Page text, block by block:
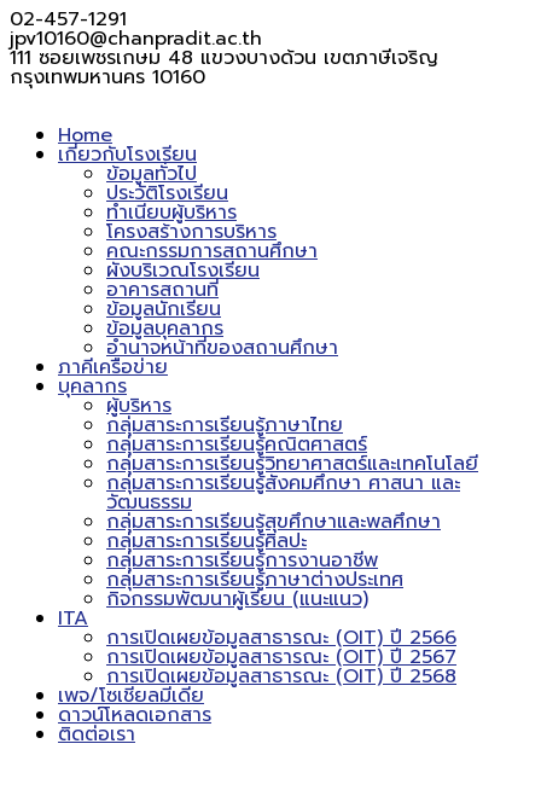
02-457-1291
jpv10160@chanpradit.ac.th
111 ซอยเพชรเกษม 48 แขวงบางด้วน เขตภาษีเจริญ
กรุงเทพมหานคร 10160
Home
เกี่ยวกับโรงเรียน
ข้อมูลทั่วไป
ประวัติโรงเรียน
ทำเนียบผู้บริหาร
โครงสร้างการบริหาร
คณะกรรมการสถานศึกษา
ผังบริเวณโรงเรียน
อาคารสถานที่
ข้อมูลนักเรียน
ข้อมูลบุคลากร
อำนาจหน้าที่ของสถานศึกษา
ภาคีเครือข่าย
บุคลากร
ผู้บริหาร
กลุ่มสาระการเรียนรู้ภาษาไทย
กลุ่มสาระการเรียนรู้คณิตศาสตร์
กลุ่มสาระการเรียนรู้วิทยาศาสตร์และเทคโนโลยี
กลุ่มสาระการเรียนรู้สังคมศึกษา ศาสนา และ
วัฒนธรรม
กลุ่มสาระการเรียนรู้สุขศึกษาและพลศึกษา
กลุ่มสาระการเรียนรู้ศิลปะ
กลุ่มสาระการเรียนรู้การงานอาชีพ
กลุ่มสาระการเรียนรู้ภาษาต่างประเทศ
กิจกรรมพัฒนาผู้เรียน (แนะแนว)
ITA
การเปิดเผยข้อมูลสาธารณะ (OIT) ปี 2566
การเปิดเผยข้อมูลสาธารณะ (OIT) ปี 2567
การเปิดเผยข้อมูลสาธารณะ (OIT) ปี 2568
เพจ/โซเชียลมีเดีย
ดาวน์โหลดเอกสาร
ติดต่อเรา